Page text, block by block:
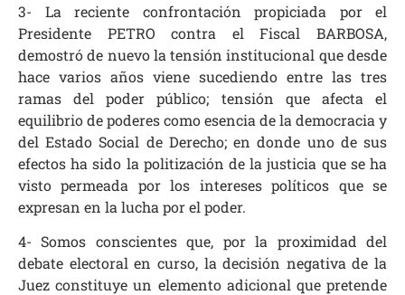
3- La reciente confrontación propiciada por el
Presidente PETRO contra el Fiscal BARBOSA,
demostró de nuevo la tensión institucional que desde
hace varios años viene sucediendo entre las tres
ramas del poder público; tensión que afecta el
equilibrio de poderes como esencia de la democracia y
del Estado Social de Derecho; en donde uno de sus
efectos ha sido la politización de la justicia que se ha
visto permeada por los intereses políticos que se
expresan en la lucha por el poder.
4- Somos conscientes que, por la proximidad del
debate electoral en curso, la decisión negativa de la
Juez constituye un elemento adicional que pretende